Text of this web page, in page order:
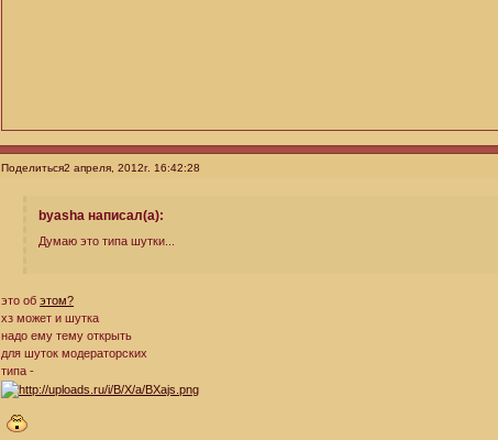
Поделиться2 апреля, 2012г. 16:42:28
byasha написал(а):
Думаю это типа шутки...
это обэтом?
хз может и шутка
надо ему тему открыть
для шуток модераторских
типа -